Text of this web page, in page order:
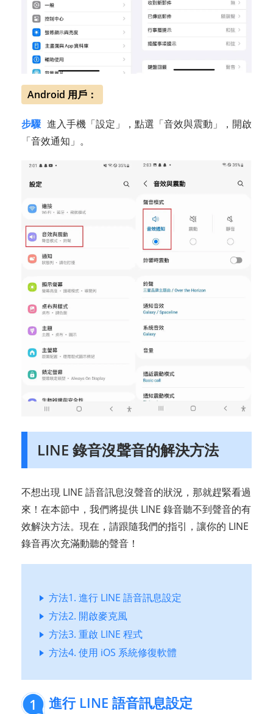
Android 用戶：
步驟 進入手機「設定」，點選「音效與震動」，開啟
「音效通知」。
LINE 錄音沒聲音的解決方法
不想出現 LINE 語音訊息沒聲音的狀況，那就趕緊看過
來！在本節中，我們將提供 LINE 錄音聽不到聲音的有
效解決方法。現在，請跟隨我們的指引，讓你的 LINE
錄音再次充滿動聽的聲音！
方法1. 進行 LINE 語音訊息設定
方法2. 開啟麥克風
方法3. 重啟 LINE 程式
方法4. 使用 iOS 系統修復軟體
1 進行 LINE 語音訊息設定